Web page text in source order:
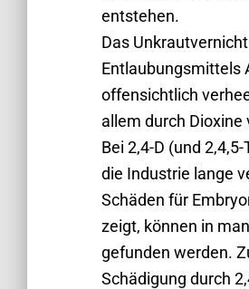
entstehen.
Das
Entlaubungsmittels
offensichtlich
allem durch
Bei 2,4-D (und
die Industrie lange
Schäden für
zeigt, können in
gefunden werden.
Schädigung durch